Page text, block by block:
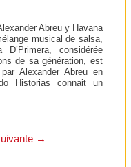
Abreu y Havana
musical de salsa,
considérée
de sa génération, est
Alexander Abreu en
Historias connait un
→